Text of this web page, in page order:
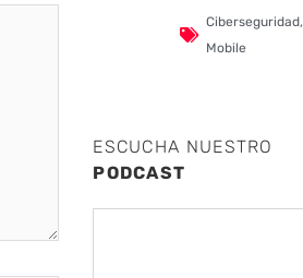
Ciberseguridad,
Mobile
ESCUCHA NUESTRO
PODCAST